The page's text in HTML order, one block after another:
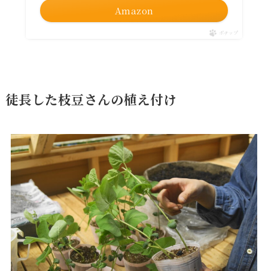
Amazon
ポチップ
徒長した枝豆さんの植え付け